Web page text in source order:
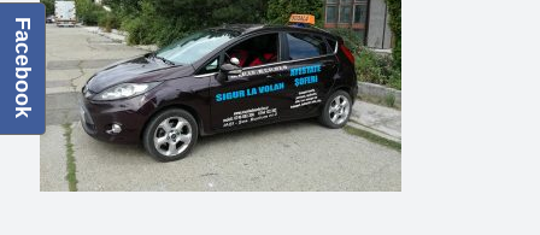
Facebook